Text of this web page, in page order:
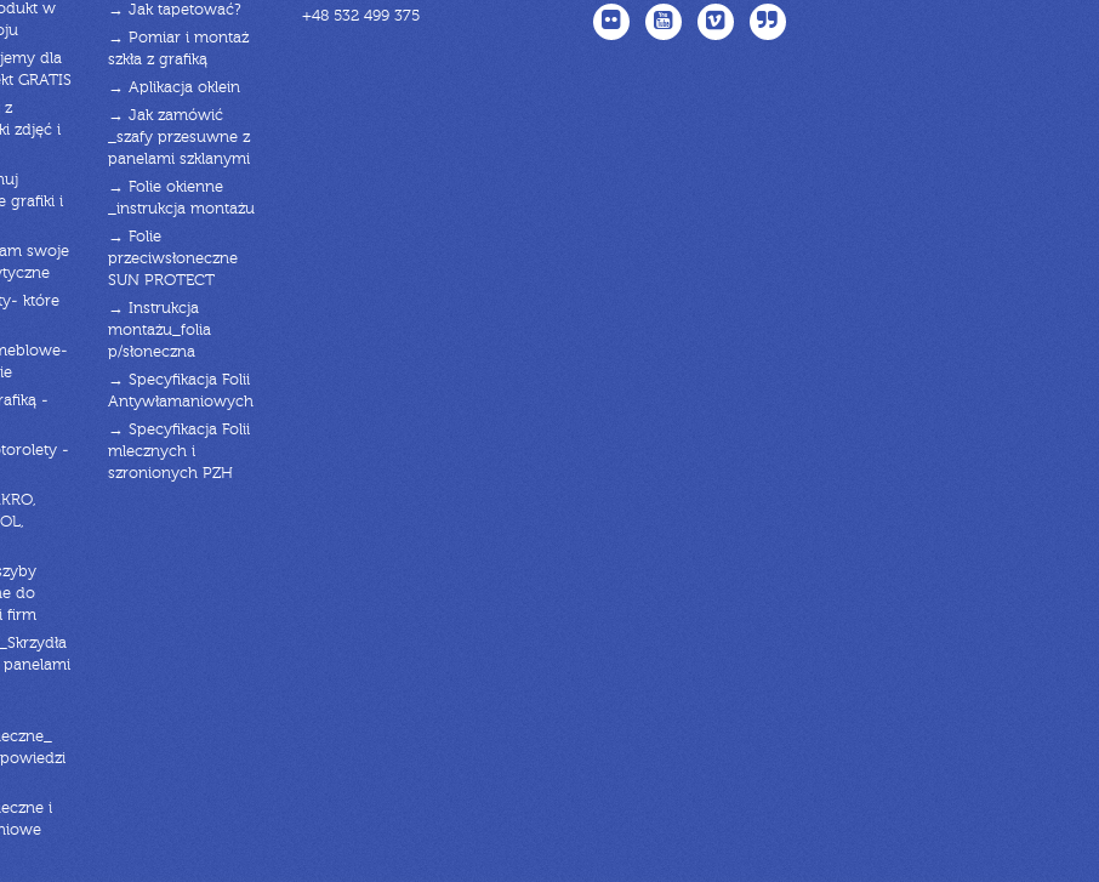
w
dla
GRATIS
z
zdjęć i
grafiki i
swoje
które
-
-
do
firm
i
→ Jak tapetować?
→ Pomiar i montaż
szkła z grafiką
→ Aplikacja oklein
→ Jak zamówić
_szafy przesuwne z
panelami szklanymi
→ Folie okienne
_instrukcja montażu
→ Folie
przeciwsłoneczne
SUN PROTECT
→ Instrukcja
montażu_folia
p/słoneczna
→ Specyfikacja Folii
Antywłamaniowych
→ Specyfikacja Folii
mlecznych i
szronionych PZH
+48 532 499 375